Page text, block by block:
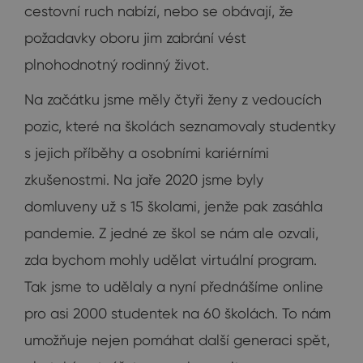
cestovní ruch nabízí, nebo se obávají, že
požadavky oboru jim zabrání vést
plnohodnotný rodinný život.
Na začátku jsme měly čtyři ženy z vedoucích
pozic, které na školách seznamovaly studentky
s jejich příběhy a osobními kariérními
zkušenostmi. Na jaře 2020 jsme byly
domluveny už s 15 školami, jenže pak zasáhla
pandemie. Z jedné ze škol se nám ale ozvali,
zda bychom mohly udělat virtuální program.
Tak jsme to udělaly a nyní přednášíme online
pro asi 2000 studentek na 60 školách. To nám
umožňuje nejen pomáhat další generaci spět,